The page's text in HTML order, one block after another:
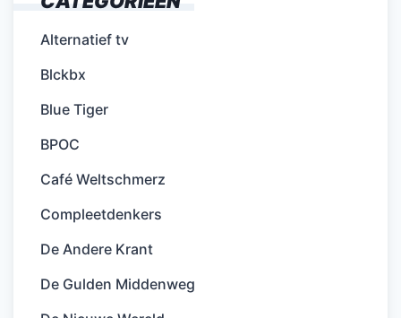
Alternatief tv
Blckbx
Blue Tiger
BPOC
Café Weltschmerz
Compleetdenkers
De Andere Krant
De Gulden Middenweg